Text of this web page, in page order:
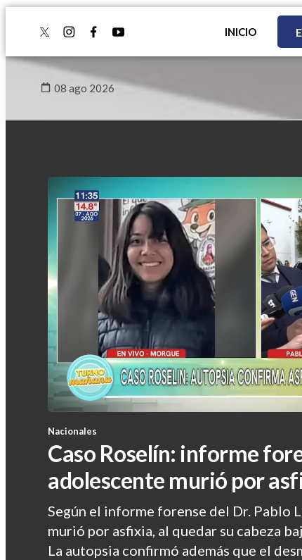
twitterinstagram
facebookyoutube INICIO
08 ago 2026
Nacionales
Caso Roselín: informe
adolescente murió por
Según el informe forense del Dr. Pablo
murió por asfixia, al quedar su cabeza
La autopsia confirmó además que el